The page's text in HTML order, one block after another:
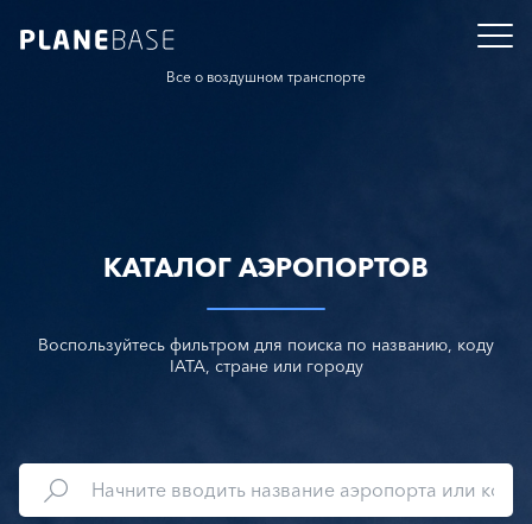
Все о воздушном транспорте
КАТАЛОГ АЭРОПОРТОВ
Воспользуйтесь фильтром для поиска по названию, коду
IATA, стране или городу